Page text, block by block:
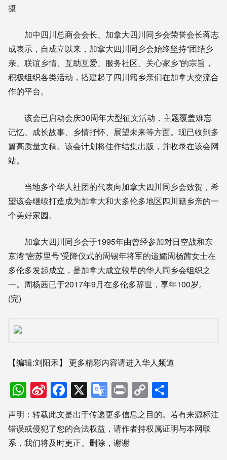
摄
加中四川总商会会长、加拿大四川同乡会荣誉会长蒋志
成表示，自成立以来，加拿大四川同乡会始终坚持“团结乡
亲、联谊乡情、互助互爱、服务社区、关心家乡”的宗旨，
积极组织各类活动，搭建起了四川籍乡亲们在加拿大交流合
作的平台。
该会已启动会庆30周年大型征文活动，主题覆盖难忘
记忆、成长故事、乡情抒怀、展望未来等方面。现已收到多
篇高质量文稿。该会计划将佳作结集出版，并收录在该会网
站。
当地多个华人社团的代表向加拿大四川同乡会致贺，希
望该会继续打造成为加拿大和大多伦多地区四川籍乡亲的一
个美好家园。
加拿大四川同乡会于1995年由曾经参加对日空战和东
京湾“密苏里号”受降仪式的周锡年将军的遗孀周杨茜女士在
多伦多发起成立，是加拿大成立较早的华人同乡会组织之
一。周杨茜已于2017年9月在多伦多辞世，享年100岁。
(完)
【编辑:刘阳禾】 更多精彩内容请进入华人频道
WhatsApp
Sina
Weibo
Facebook
X Google
Translate
PrintCopy
Link享
声明：转载此文是出于传递更多信息之目的。若有来源标注
错误或侵犯了您的合法权益，请作者持权属证明与本网联
系，我们将及时更正、删除，谢谢